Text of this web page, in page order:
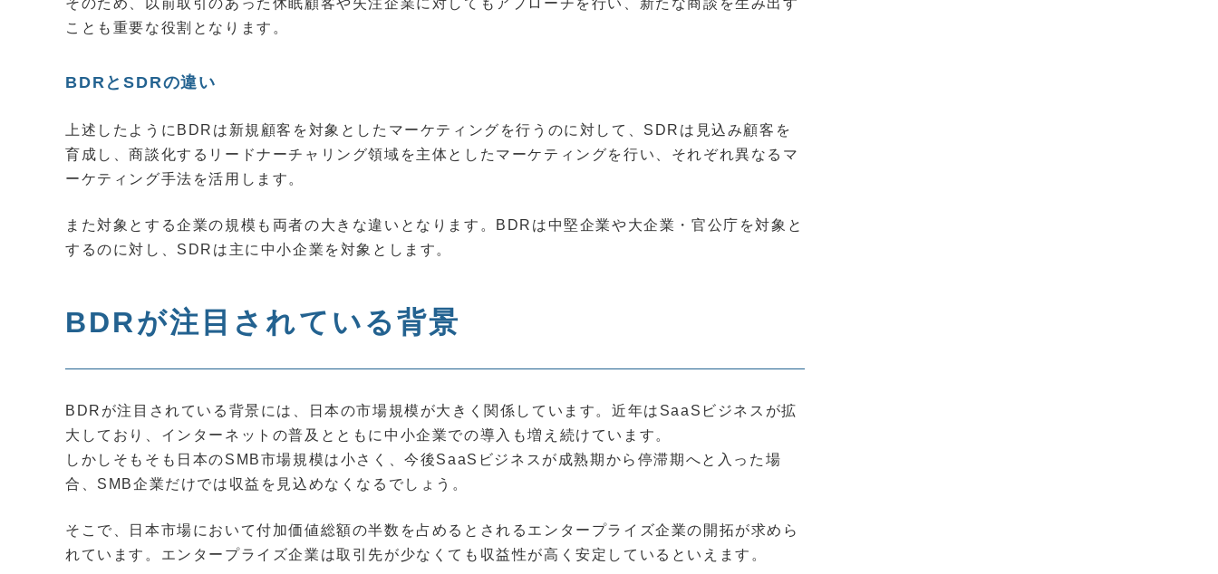
ことも重要な役割となります。
BDRとSDRの違い
上述したようにBDRは新規顧客を対象としたマーケティングを行うのに対して、SDRは見込み顧客を
育成し、商談化するリードナーチャリング領域を主体としたマーケティングを行い、それぞれ異なるマ
ーケティング手法を活用します。
また対象とする企業の規模も両者の大きな違いとなります。BDRは中堅企業や大企業・官公庁を対象と
するのに対し、SDRは主に中小企業を対象とします。
BDRが注目されている背景
BDRが注目されている背景には、日本の市場規模が大きく関係しています。近年はSaaSビジネスが拡
大しており、インターネットの普及とともに中小企業での導入も増え続けています。
しかしそもそも日本のSMB市場規模は小さく、今後SaaSビジネスが成熟期から停滞期へと入った場
合、SMB企業だけでは収益を見込めなくなるでしょう。
そこで、日本市場において付加価値総額の半数を占めるとされるエンタープライズ企業の開拓が求めら
れています。エンタープライズ企業は取引先が少なくても収益性が高く安定しているといえます。